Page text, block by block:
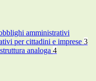
amministrativi
per cittadini e imprese 3
analoga 4